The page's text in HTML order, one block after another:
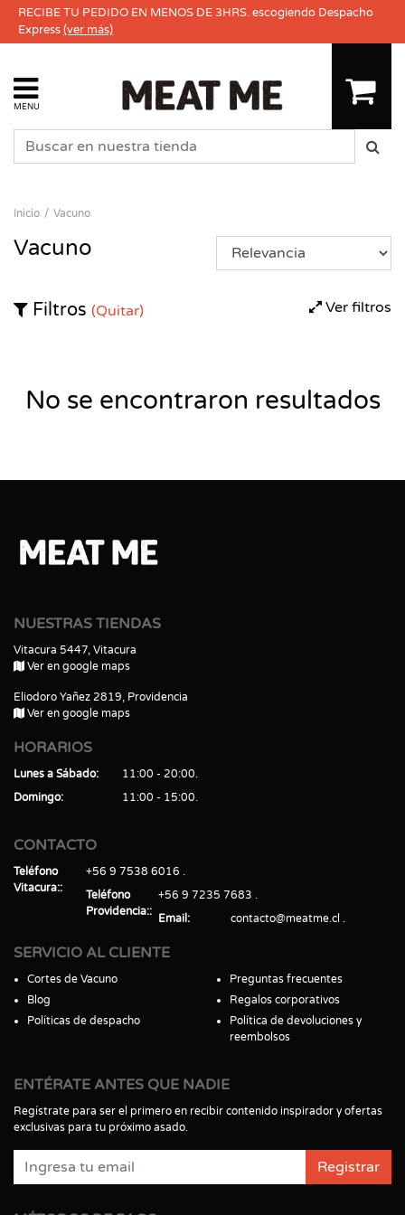
RECIBE TU PEDIDO EN MENOS DE 3HRS. escogiendo Despacho
Express(ver más)
MENU
Inicio Vacuno
Vacuno
Ver filtros
Filtros (Quitar)
No se encontraron resultados
NUESTRAS TIENDAS
Vitacura 5447, Vitacura
Ver en google maps
Eliodoro Yañez 2819, Providencia
Ver en google maps
HORARIOS
Lunes a Sábado
11:00 - 20:00
Domingo
11:00 - 15:00
CONTACTO
Teléfono
Vitacura:
+56 9 7538 6016
Teléfono
Providencia:
+56 9 7235 7683
Email
contacto@meatme.cl
SERVICIO AL CLIENTE
Cortes de Vacuno
Blog
Políticas de despacho
Preguntas frecuentes
Regalos corporativos
Política de devoluciones y
reembolsos
ENTÉRATE ANTES QUE NADIE
Regístrate para ser el primero en recibir contenido inspirador y ofertas
exclusivas para tu próximo asado.
Registrar